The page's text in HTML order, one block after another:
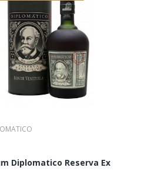
mondiale. Son succès repose sur :
70CL
Diplomatico Reserva Exclusiva 70CL